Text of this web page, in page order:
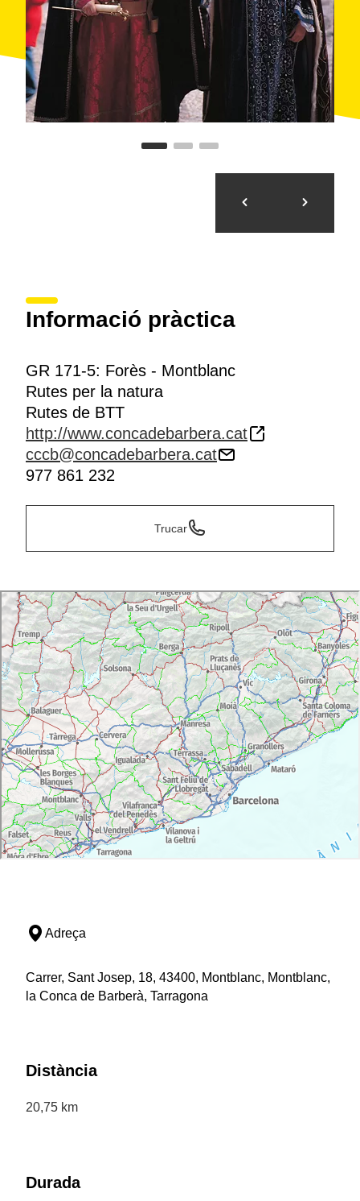
utilitzada a l'època romana i a l'edat mitjana. Prop de
la resclosa poden trobar-se altres restes de l'època
romana. Finalment, destaquen els cellers modernistes
i les vistes que es contemplen des dels punts més
elevats com Forès, Ollers, els plans de les pedreres
de Pira o la Guàrdia dels Prats.
Informació pràctica
GR 171-5: Forès - Montblanc
Rutes per la natura
Rutes de BTT
http://www.concadebarbera.cat
cccb@concadebarbera.cat
977 861 232
Trucar
Adreça
Carrer, Sant Josep, 18, 43400, Montblanc, Montblanc,
la Conca de Barberà, Tarragona
Distància
20,75 km
Durada